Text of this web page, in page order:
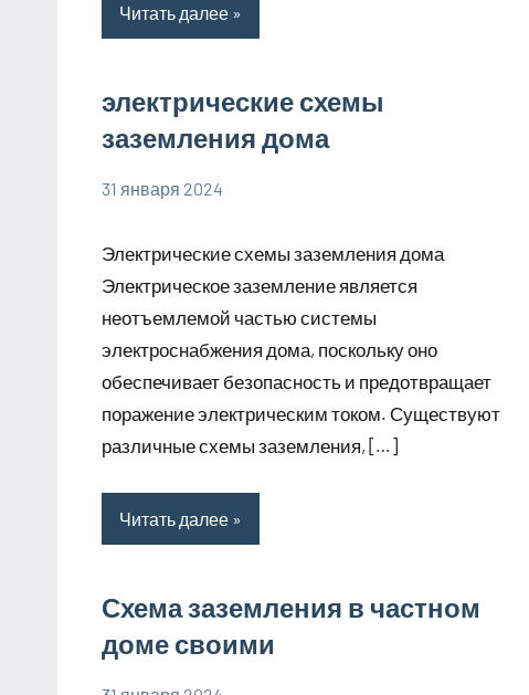
Читать далее
электрические схемы
заземления дома
31 января 2024
phoenex_ru
Электрические схемы заземления дома
Электрическое заземление является
неотъемлемой частью системы
электроснабжения дома, поскольку оно
обеспечивает безопасность и предотвращает
поражение электрическим током. Существуют
различные схемы заземления, […]
Читать далее
Схема заземления в частном
доме своими